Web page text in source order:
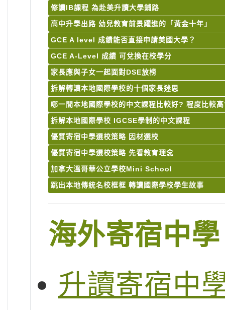
修讀IB課程 為赴美升讀大學鋪路
高中升學出路 幼兒教育前景躍進的「黃金十年」
GCE A level 成績能否直接申請美國大學？
GCE A-Level 成績 可兌換在校學分
家長應與子女一起面對DSE放榜
拆解轉讀本地國際學校的十個家長迷思
哪一間本地國際學校的中文課程比較好? 程度比較
拆解本地國際學校 IGCSE學制的中文課程
優質寄宿中學選校策略 因材選校
優質寄宿中學選校策略 先看教育理念
加拿大溫哥華公立學校Mini School
跳出本地傳統名校框框 轉讀國際學校學生故事
海外寄宿中學
升讀寄宿中